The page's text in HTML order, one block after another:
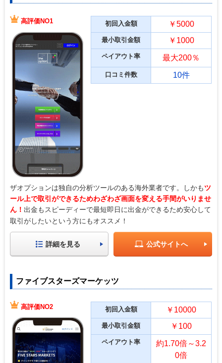
高評価NO1 初回入金額 ￥5000
最小取引金額 ￥1000
ペイアウト率 最大200％
口コミ件数 10件
ザオプションは独自の分析ツールのある海外業者です。しかもツ
ール上で取引ができるためわざわざ画面を変える手間がいりませ
ん！ 出金もスピーディーで最短即日に出金ができるため安心して
取引がしたいという方にもオススメ！
詳細を見る 公式サイトへ
ファイブスターズマーケッツ
高評価NO2 初回入金額 ￥10000
最小取引金額 ￥100
ペイアウト率
約1.70倍～3.2
0倍